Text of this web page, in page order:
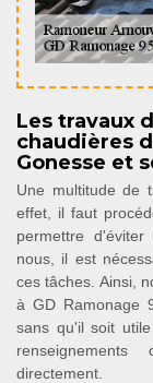
Les travaux
chaudières
Gonesse et
Une multitude de
effet, il faut
permettre
nous, il est
ces tâches. Ainsi,
à GD Ramonage
sans qu'il soit
directement.